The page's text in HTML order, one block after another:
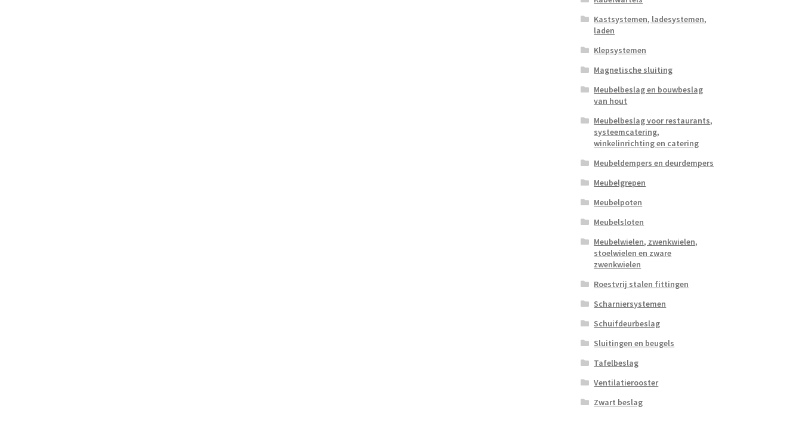
Kastsystemen, ladesystemen,
laden
Klepsystemen
Magnetische sluiting
Meubelbeslag en bouwbeslag
van hout
Meubelbeslag voor restaurants,
systeemcatering,
winkelinrichting en catering
Meubeldempers en deurdempers
Meubelgrepen
Meubelpoten
Meubelsloten
Meubelwielen, zwenkwielen,
stoelwielen en zware
zwenkwielen
Roestvrij stalen fittingen
Scharniersystemen
Schuifdeurbeslag
Sluitingen en beugels
Tafelbeslag
Ventilatierooster
Zwart beslag